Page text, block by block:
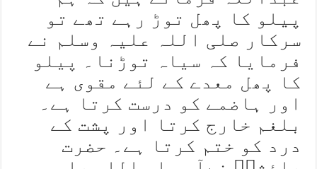
پیلو کا پھل توڑ رہے تھے تو
سرکار صلی اللہ علیہ وسلم نے
فرمایا کہ سیاہ توڑنا۔ پیلو
کا پھل معدے کے لئے مقوی ہے
اور ہاضمے کو درست کرتا ہے۔
بلغم خارج کرتا اور پشت کے
درد کو ختم کرتا ہے۔ حضرت